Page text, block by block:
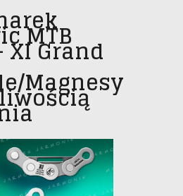
MTB
XI Grand
magnesy